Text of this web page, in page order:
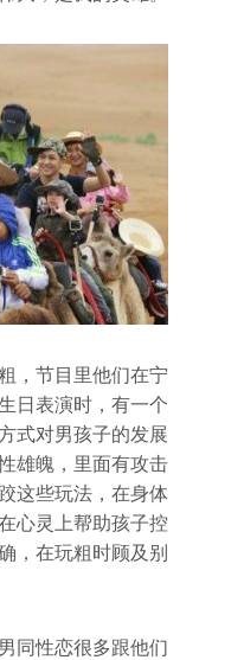
，节目里他们在宁
日表演时，有一个
式对男孩子的发展
雄魄，里面有攻击
这些玩法，在身体
心灵上帮助孩子控
，在玩粗时顾及别
同性恋很多跟他们